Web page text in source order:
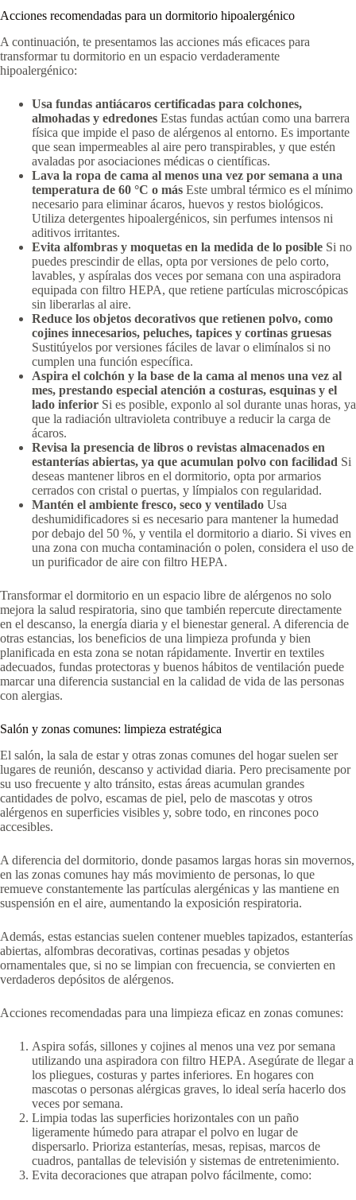
Acciones recomendadas para un dormitorio hipoalergénico
A continuación, te presentamos las acciones más eficaces para
transformar tu dormitorio en un espacio verdaderamente
hipoalergénico:
Usa fundas antiácaros certificadas para colchones,
almohadas y edredones Estas fundas actúan como una barrera
física que impide el paso de alérgenos al entorno. Es importante
que sean impermeables al aire pero transpirables, y que estén
avaladas por asociaciones médicas o científicas.
Lava la ropa de cama al menos una vez por semana a una
temperatura de 60 °C o más Este umbral térmico es el mínimo
necesario para eliminar ácaros, huevos y restos biológicos.
Utiliza detergentes hipoalergénicos, sin perfumes intensos ni
aditivos irritantes.
Evita alfombras y moquetas en la medida de lo posible Si no
puedes prescindir de ellas, opta por versiones de pelo corto,
lavables, y aspíralas dos veces por semana con una aspiradora
equipada con filtro HEPA, que retiene partículas microscópicas
sin liberarlas al aire.
Reduce los objetos decorativos que retienen polvo, como
cojines innecesarios, peluches, tapices y cortinas gruesas
Sustitúyelos por versiones fáciles de lavar o elimínalos si no
cumplen una función específica.
Aspira el colchón y la base de la cama al menos una vez al
mes, prestando especial atención a costuras, esquinas y el
lado inferior Si es posible, exponlo al sol durante unas horas, ya
que la radiación ultravioleta contribuye a reducir la carga de
ácaros.
Revisa la presencia de libros o revistas almacenados en
estanterías abiertas, ya que acumulan polvo con facilidad Si
deseas mantener libros en el dormitorio, opta por armarios
cerrados con cristal o puertas, y límpialos con regularidad.
Mantén el ambiente fresco, seco y ventilado Usa
deshumidificadores si es necesario para mantener la humedad
por debajo del 50 %, y ventila el dormitorio a diario. Si vives en
una zona con mucha contaminación o polen, considera el uso de
un purificador de aire con filtro HEPA.
Transformar el dormitorio en un espacio libre de alérgenos no solo
mejora la salud respiratoria, sino que también repercute directamente
en el descanso, la energía diaria y el bienestar general. A diferencia de
otras estancias, los beneficios de una limpieza profunda y bien
planificada en esta zona se notan rápidamente. Invertir en textiles
adecuados, fundas protectoras y buenos hábitos de ventilación puede
marcar una diferencia sustancial en la calidad de vida de las personas
con alergias.
Salón y zonas comunes: limpieza estratégica
El salón, la sala de estar y otras zonas comunes del hogar suelen ser
lugares de reunión, descanso y actividad diaria. Pero precisamente por
su uso frecuente y alto tránsito, estas áreas acumulan grandes
cantidades de polvo, escamas de piel, pelo de mascotas y otros
alérgenos en superficies visibles y, sobre todo, en rincones poco
accesibles.
A diferencia del dormitorio, donde pasamos largas horas sin movernos,
en las zonas comunes hay más movimiento de personas, lo que
remueve constantemente las partículas alergénicas y las mantiene en
suspensión en el aire, aumentando la exposición respiratoria.
Además, estas estancias suelen contener muebles tapizados, estanterías
abiertas, alfombras decorativas, cortinas pesadas y objetos
ornamentales que, si no se limpian con frecuencia, se convierten en
verdaderos depósitos de alérgenos.
Acciones recomendadas para una limpieza eficaz en zonas comunes:
Aspira sofás, sillones y cojines al menos una vez por semana
utilizando una aspiradora con filtro HEPA. Asegúrate de llegar a
los pliegues, costuras y partes inferiores. En hogares con
mascotas o personas alérgicas graves, lo ideal sería hacerlo dos
veces por semana.
Limpia todas las superficies horizontales con un paño
ligeramente húmedo para atrapar el polvo en lugar de
dispersarlo. Prioriza estanterías, mesas, repisas, marcos de
cuadros, pantallas de televisión y sistemas de entretenimiento.
Evita decoraciones que atrapan polvo fácilmente, como: